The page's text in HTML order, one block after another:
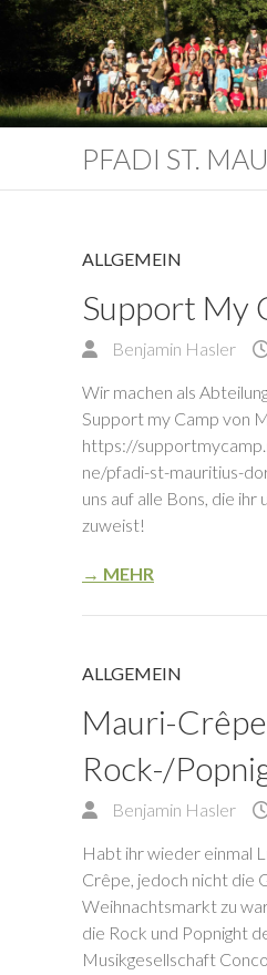
PFADI ST.
ALLGEMEIN
Support My
Benjamin Hasler
Wir machen als
Support my Camp von
https://
ne/pfadi-st-mauritius-
uns auf alle Bons, die
zuweist!
→ MEHR
ALLGEMEIN
Mauri-
Rock-/
Benjamin Hasler
Habt ihr wieder einmal
Crêpe, jedoch nicht die
Weihnachtsmarkt zu
die Rock und Popnight
Musikgesellschaft